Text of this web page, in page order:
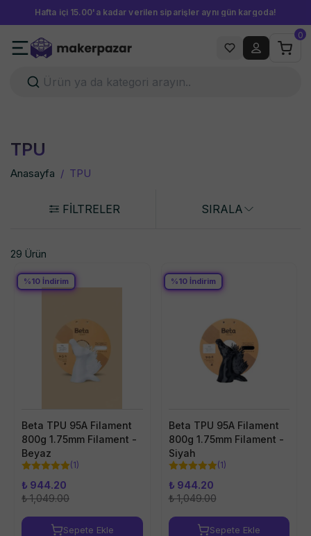
Hafta içi 15.00'a kadar verilen siparişler aynı gün kargoda!
0
TPU
Anasayfa / TPU
FİLTRELER SIRALA
29 Ürün
Beta TPU 95A Filament
800g 1.75mm Filament -
Beyaz
(1)
%10 İndirim
₺ 944.20
₺ 1,049.00
Sepete Ekle
Beta TPU 95A Filament
800g 1.75mm Filament -
Siyah
(1)
%10İndirim
₺ 944.20
₺ 1,049.00
Sepete Ekle